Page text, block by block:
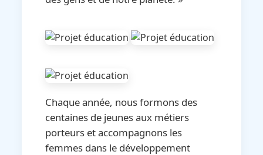
Chaque année, nous formons des
centaines de jeunes aux métiers
porteurs et accompagnons les
femmes dans le développement